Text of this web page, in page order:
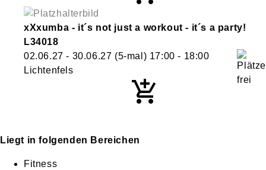
xXxumba - it´s not just a workout - it´s a party!
L34018
02.06.27 - 30.06.27 (5-mal) 17:00 - 18:00
Lichtenfels
Liegt in folgenden Bereichen
Fitness